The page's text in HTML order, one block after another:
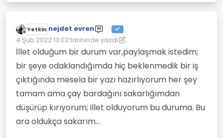
Çevrimdışı
Yetkin nejdet evren
4 Şub 2022 13:02tarihinde yazdı
Son düzenleyen: nejdet evren2 Nis 2022 13:02
İllet olduğum bir durum var,paylaşmak istedim;
bir şeye odaklandığımda hiç beklenmedik bir iş
çıktığında mesela bir yazı hazırlıyorum her şey
tamam ama çay bardağını sakarlığımdan
düşürüp kırıyorum; illet olduyorum bu duruma. Bu
ara oldukça sakarım...